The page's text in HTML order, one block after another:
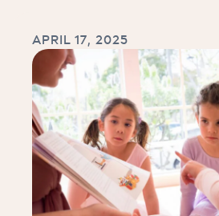
APRIL 17, 2025